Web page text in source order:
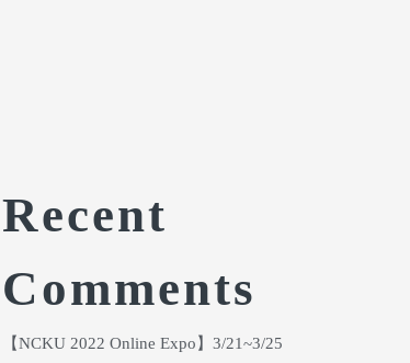
Recent
Comments
【NCKU 2022 Online Expo】3/21~3/25